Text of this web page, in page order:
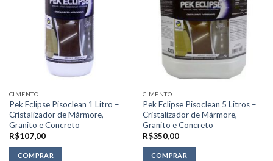
CIMENTO
Pek Eclipse Pisoclean 1 Litro –
Cristalizador de Mármore,
Granito e Concreto
R$107,00
COMPRAR
CIMENTO
Pek Eclipse Pisoclean 5 Litros –
Cristalizador de Mármore,
Granito e Concreto
R$350,00
COMPRAR